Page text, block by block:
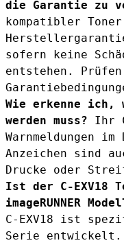
die Garantie zu
kompatibler
sofern keine
entstehen.
Wie erkenne ich,
werden muss? Ihr
Warnmeldungen
Anzeichen sind
Drucke oder
Ist der C-EXV18
imageRUNNER
C-EXV18 ist
Serie entwickelt.